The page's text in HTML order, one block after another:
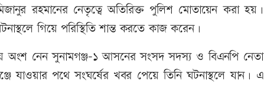
রহমানের নেতৃত্বে অতিরিক্ত পুলিশ মোতায়েন করা হয়।
গিয়ে পরিস্থিতি শান্ত করতে কাজ করেন।
অংশ নেন সুনামগঞ্জ-১ আসনের সংসদ সদস্য ও বিএনপি নেতা
যাওয়ার পথে সংঘর্ষের খবর পেয়ে তিনি ঘটনাস্থলে যান। এ